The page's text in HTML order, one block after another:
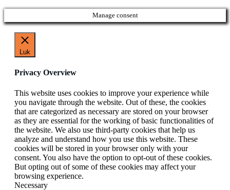
Manage consent
Luk
Privacy Overview
This website uses cookies to improve your experience while
you navigate through the website. Out of these, the cookies
that are categorized as necessary are stored on your browser
as they are essential for the working of basic functionalities of
the website. We also use third-party cookies that help us
analyze and understand how you use this website. These
cookies will be stored in your browser only with your
consent. You also have the option to opt-out of these cookies.
But opting out of some of these cookies may affect your
browsing experience.
Necessary